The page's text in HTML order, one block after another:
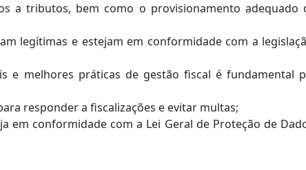
a tributos, bem como o provisionamento adequado
legítimas e estejam em conformidade com a
e melhores práticas de gestão fiscal é fundamental
responder a fiscalizações e evitar multas;
conformidade com a Lei Geral de Proteção de